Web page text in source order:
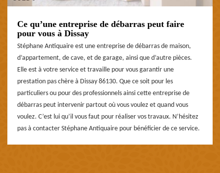
Ce qu’une entreprise de débarras peut faire
pour vous à Dissay
Stéphane Antiquaire est une entreprise de débarras de maison,
d’appartement, de cave, et de garage, ainsi que d’autre pièces.
Elle est à votre service et travaille pour vous garantir une
prestation pas chère à Dissay 86130. Que ce soit pour les
particuliers ou pour des professionnels ainsi cette entreprise de
débarras peut intervenir partout où vous voulez et quand vous
voulez. C’est lui qu’il vous faut pour réaliser vos travaux. N’hésitez
pas à contacter Stéphane Antiquaire pour bénéficier de ce service.